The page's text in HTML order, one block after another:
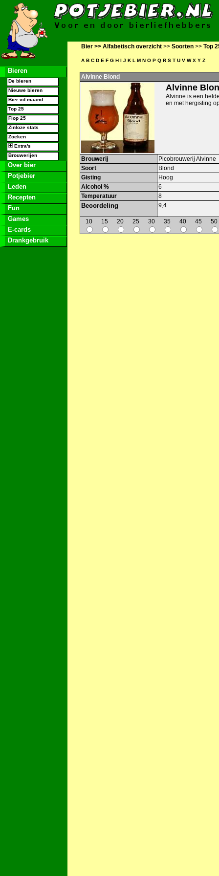
Bieren
De bieren
Nieuwe bieren
Bier vd maand
Top 25
Flop 25
Zinloze stats
Zoeken
Extra's
Brouwerijen
Over bier
Potjebier
Leden
Recepten
Fun
Games
E-cards
Drankgebruik
Bier >> Alfabetisch overzicht >> Soorten >> Top
A B C D E F G H I J K L M N O P Q R S T U V W X Y Z
Alvinne Blond
Alvinne
Alvinne is een
en met hergisting
Brouwerij
Picobrouwerij Alvinne
Soort
Blond
Gisting
Hoog
Alcohol %
6
Temperatuur
8
Beoordeling 9,4
10 15 20 25 30 35 40 45 50